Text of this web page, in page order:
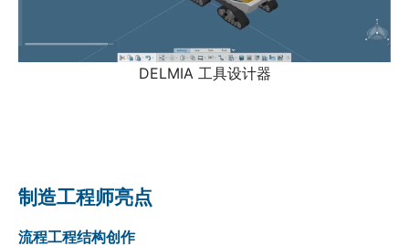
DELMIA 工具设计器
制造工程师亮点
流程工程结构创作